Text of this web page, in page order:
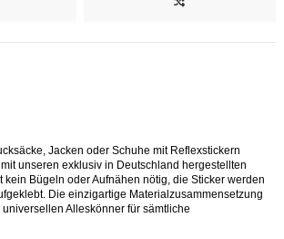
Jacken oder Schuhe mit Reflexstickern
unseren exklusiv in Deutschland hergestellten
kein Bügeln oder Aufnähen nötig, die Sticker werden
Die einzigartige Materialzusammensetzung
Alleskönner für sämtliche